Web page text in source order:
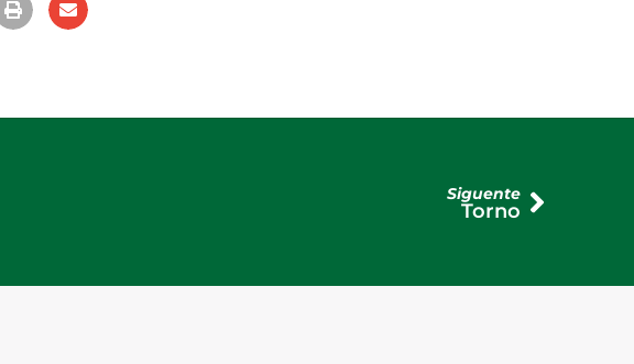
Siguente
Torno